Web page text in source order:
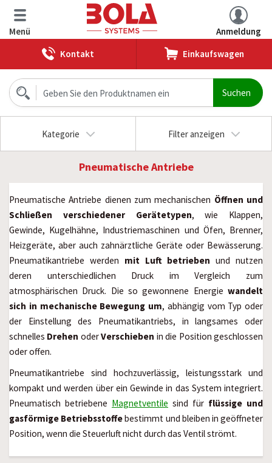
Menü
Anmeldung
Kontakt
Einkaufswagen
Kategorie Filter anzeigen
Pneumatische Antriebe
Pneumatische Antriebe dienen zum mechanischen Öffnen und
Schließen verschiedener Gerätetypen, wie Klappen,
Gewinde, Kugelhähne, Industriemaschinen und Öfen, Brenner,
Heizgeräte, aber auch zahnärztliche Geräte oder Bewässerung.
Pneumatikantriebe werden mit Luft betrieben und nutzen
deren unterschiedlichen Druck im Vergleich zum
atmosphärischen Druck. Die so gewonnene Energie wandelt
sich in mechanische Bewegung um, abhängig vom Typ oder
der Einstellung des Pneumatikantriebs, in langsames oder
schnelles Drehen oderVerschieben in die Position geschlossen
oder offen.
Pneumatikantriebe sind hochzuverlässig, leistungsstark und
kompakt und werden über ein Gewinde in das System integriert.
Pneumatisch betriebene Magnetventile sind für flüssige und
gasförmige Betriebsstoffebestimmt und bleiben in geöffneter
Position, wenn die Steuerluft nicht durch das Ventil strömt.